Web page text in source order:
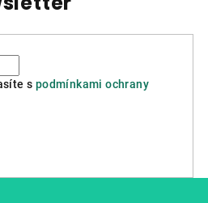
s podmínkami ochrany